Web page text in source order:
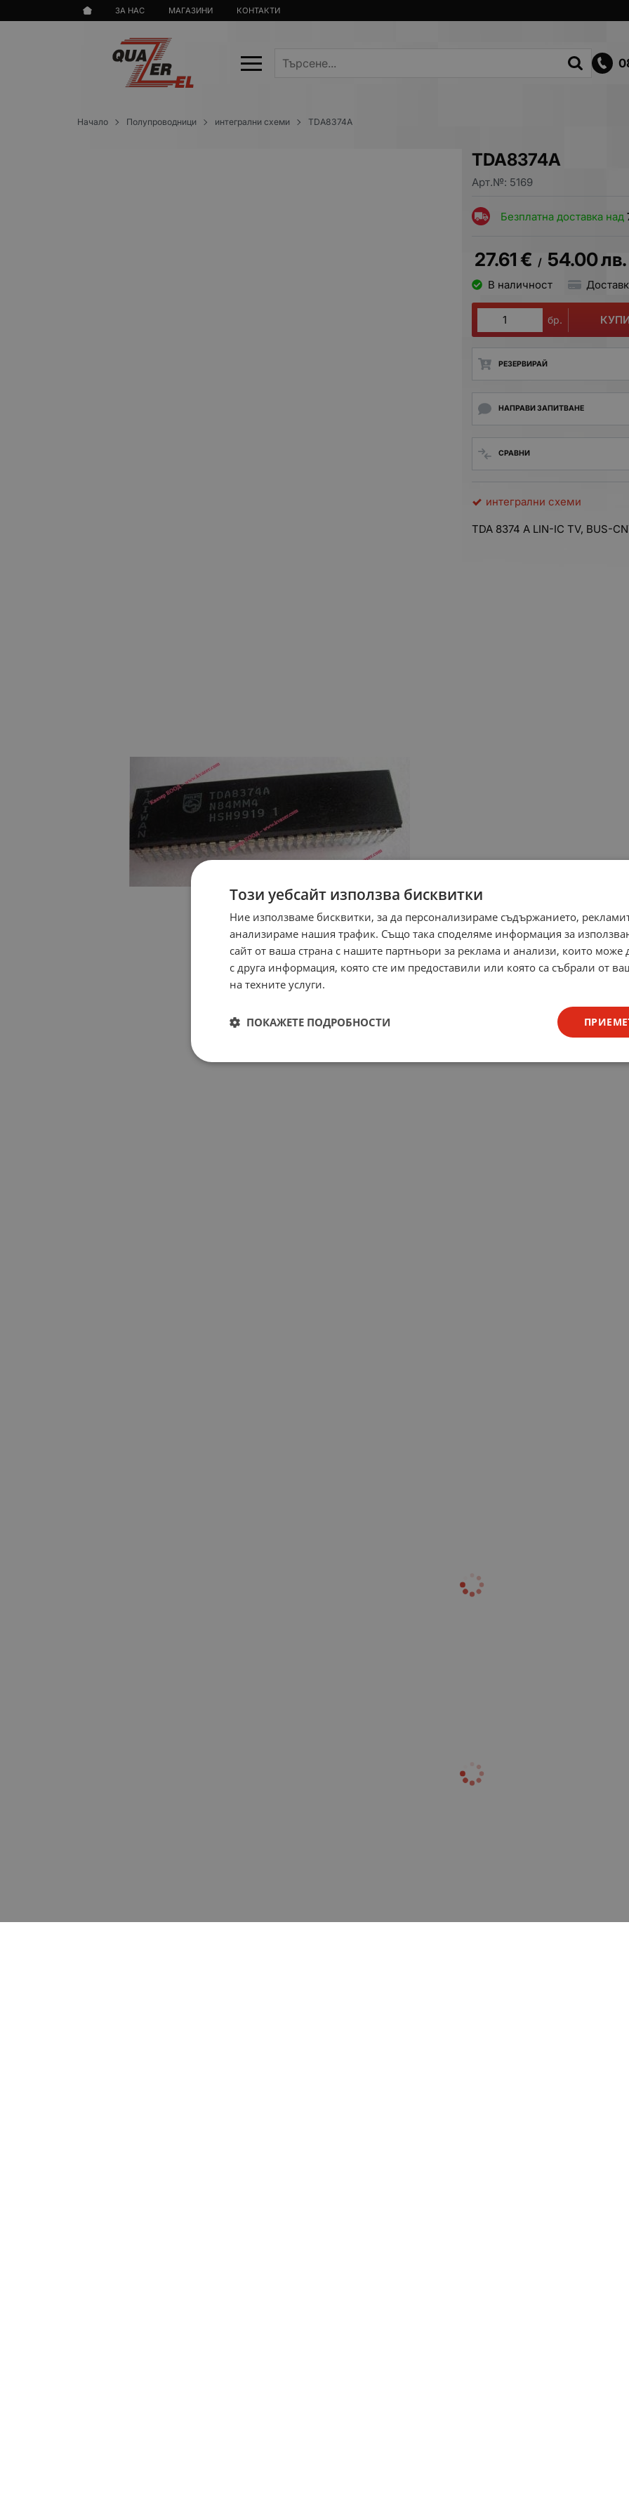
ЗА НАС МАГАЗИНИ КОНТАКТИ
Начало Полупроводници интегрални схеми TDA8374A
TDA8374A
Арт.№: 5169
Безплатна доставка над
27.61 € / 54.00лв.
В наличност
бр.
РЕЗЕРВИРАЙ
НАПРАВИ ЗАПИТВАНЕ
СРАВНИ
интегрални схеми
TDA 8374 A LIN-IC TV, BUS-
Този уебсайт използва бисквитки
Ние използваме бисквитки, за да персонализираме съдържанието,
анализираме нашия трафик. Също така споделяме информация за
сайт от ваша страна с нашите партньори за реклама и анализи, които може
с друга информация, която сте им предоставили или която са събрали от
на техните услуги.
ПОКАЖЕТЕ ПОДРОБНОСТИ